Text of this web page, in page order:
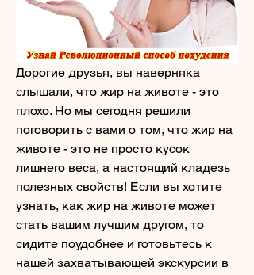
Дорогие друзья, вы наверняка
слышали, что жир на животе - это
плохо. Но мы сегодня решили
поговорить с вами о том, что жир на
животе - это не просто кусок
лишнего веса, а настоящий кладезь
полезных свойств! Если вы хотите
узнать, как жир на животе может
стать вашим лучшим другом, то
сидите поудобнее и готовьтесь к
нашей захватывающей экскурсии в